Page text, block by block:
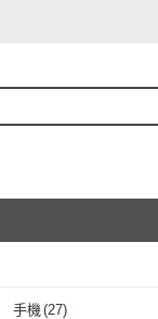
手機(27)